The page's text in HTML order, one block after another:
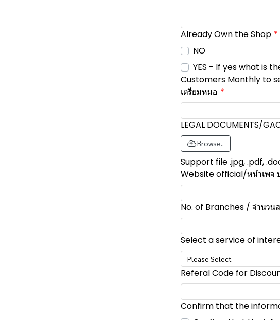
Already Own the Shop
NO
YES - If yes what is
Customers Monthly to
เตรียมหมอ
LEGAL DOCUMENTS/
Browse..
Support file .jpg, .pdf,
Website official/หน้าเพจ
No. of Branches / จำนวน
Select a service of
Please Select
Referal Code for
Confirm that the